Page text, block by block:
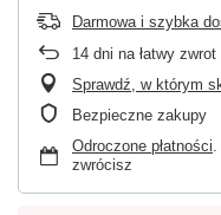
Darmowa i szybka
14 dni na łatwy zwrot
Sprawdź, w którym
Bezpieczne zakupy
Odroczone płatności
zwrócisz